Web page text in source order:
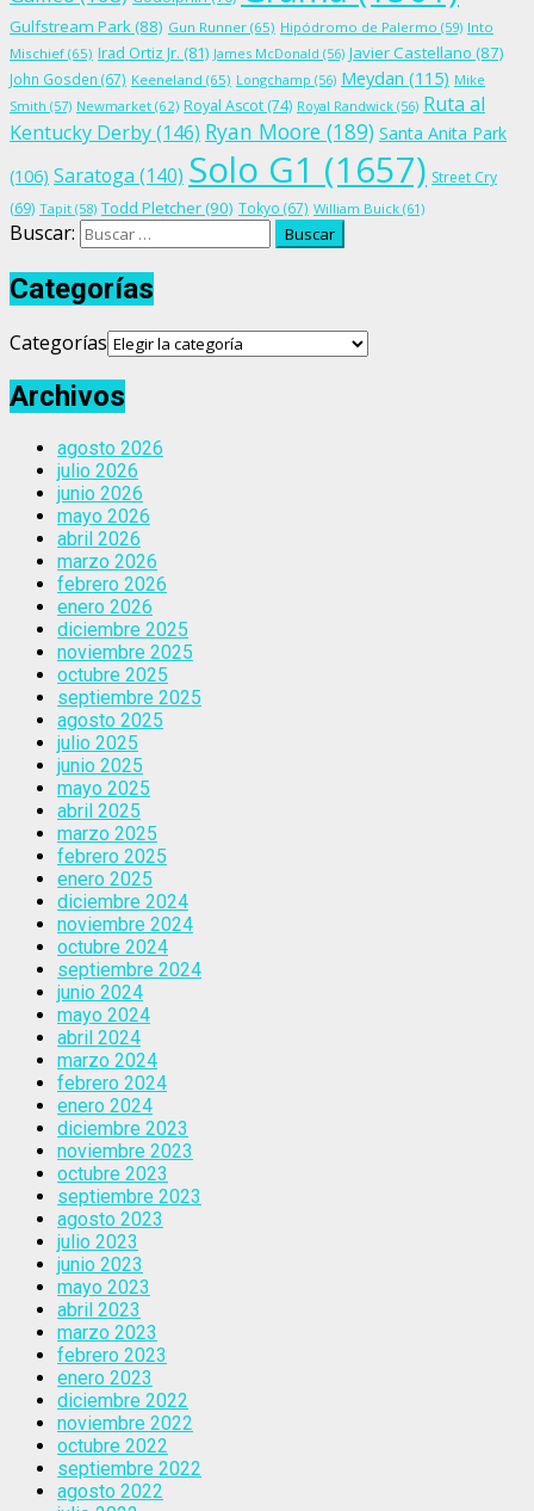
Gulfstream Park(88) Gun Runner (65) Hipódromo de Palermo (59) Into
Mischief (65) Irad Ortiz Jr. (81) James McDonald (56) Javier Castellano (87)
John Gosden (67) Keeneland (65) Longchamp (56) Meydan (115) Mike
Smith (57) Newmarket (62) Royal Ascot (74) Royal Randwick (56) Ruta al
Kentucky Derby(146) Ryan Moore (189) Santa Anita Park
(106) Saratoga (140) Solo G1 (1657) Street Cry
(69) Tapit (58) Todd Pletcher(90) Tokyo (67) William Buick (61)
Buscar:
Categorías
Categorías
Archivos
agosto 2026
julio 2026
junio 2026
mayo 2026
abril 2026
marzo 2026
febrero 2026
enero 2026
diciembre 2025
noviembre 2025
octubre 2025
septiembre 2025
agosto 2025
julio 2025
junio 2025
mayo 2025
abril 2025
marzo 2025
febrero 2025
enero 2025
diciembre 2024
noviembre 2024
octubre 2024
septiembre 2024
junio 2024
mayo 2024
abril 2024
marzo 2024
febrero 2024
enero 2024
diciembre 2023
noviembre 2023
octubre 2023
septiembre 2023
agosto 2023
julio 2023
junio 2023
mayo 2023
abril 2023
marzo 2023
febrero 2023
enero 2023
diciembre 2022
noviembre 2022
octubre 2022
septiembre 2022
agosto 2022